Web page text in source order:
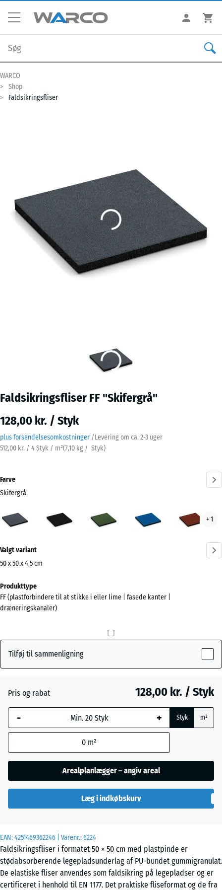
WARCO
Shop
Faldsikringsfliser
Faldsikringsfliser FF "Skifergrå"
128,00 kr. / Styk
plus forsendelsesomkostninger /Levering om ca. 2-3 uger
512,00 kr. / 4 Styk / m²(7,10 kg / Styk)
EAN:4251469362246 | Varenr.:6224
Faldsikringsfliser i formatet 50 × 50 cm med plastpinde er
stødabsorberende legepladsunderlag af PU-bundet gummigranulat.
De elastiske fliser anvendes som faldsikring på legepladser og er
certificeret i henhold til EN 1177. Det praktiske fliseformat og de fra
Farve
Skifergrå
(active)
+ 1
information
om
Vis
farvepalette
Græsgrøn
- 21,00 kr.
Sandbeige + 3,00 kr.
Valgt variant
50 x 50 x 4,5 cm
til
forsendelse
500
Den valgte,
blåmarkerede
dimension
anvendes til
(medmindre andet
produktdataene).
x
x
4,5
cm
Produkttype
FF (plastforbindere til at stikke i eller lime | fasede kanter |
dræneringskanaler)
Tilføj til sammenligning
Pris og rabat 128,00 kr. / Styk
- + Styk m²
0 m²
Arealplanlægger – angiv areal
Læg i indkøbskurv